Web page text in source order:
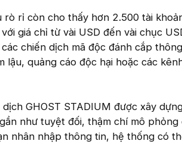
rỉ còn cho thấy hơn 2.500 tài
giá chỉ từ vài USD đến vài chục
chiến dịch mã độc đánh cắp
lậu, quảng cáo độc hại hoặc các
GHOST STADIUM được xây
như tuyệt đối, thậm chí mô phỏng
nhân nhập thông tin, hệ thống có